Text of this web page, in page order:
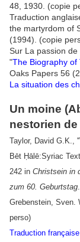
48, 1930. (copie
Traduction
the martyrdom of
(1994). (copie
Sur La passion de
"The Biography of
Oaks Papers 56
La situation des
Un moine
nestorien de
Taylor, David G.K.,
Bēt Ḥālē:Syriac
242 in Christsein in
zum 60. Geburtstag
Grebenstein, Sven.
perso)
Traduction française